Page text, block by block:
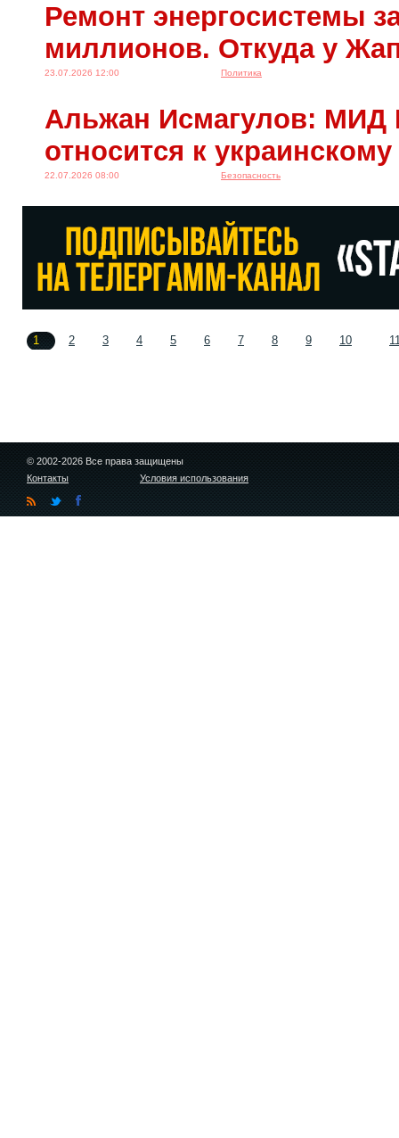
Ремонт энергосистемы
миллионов. Откуда у
23.07.2026 12:00 Политика
Альжан Исмагулов: МИД
относится к
22.07.2026 08:00 Безопасность
1 2 3 4 5 6 7 8 9 10
© 2002-2026 Все права защищены
Контакты
Условия использования